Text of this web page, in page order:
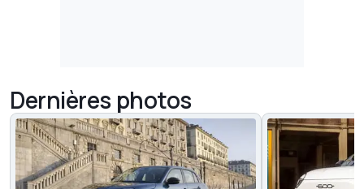
Dernières photos